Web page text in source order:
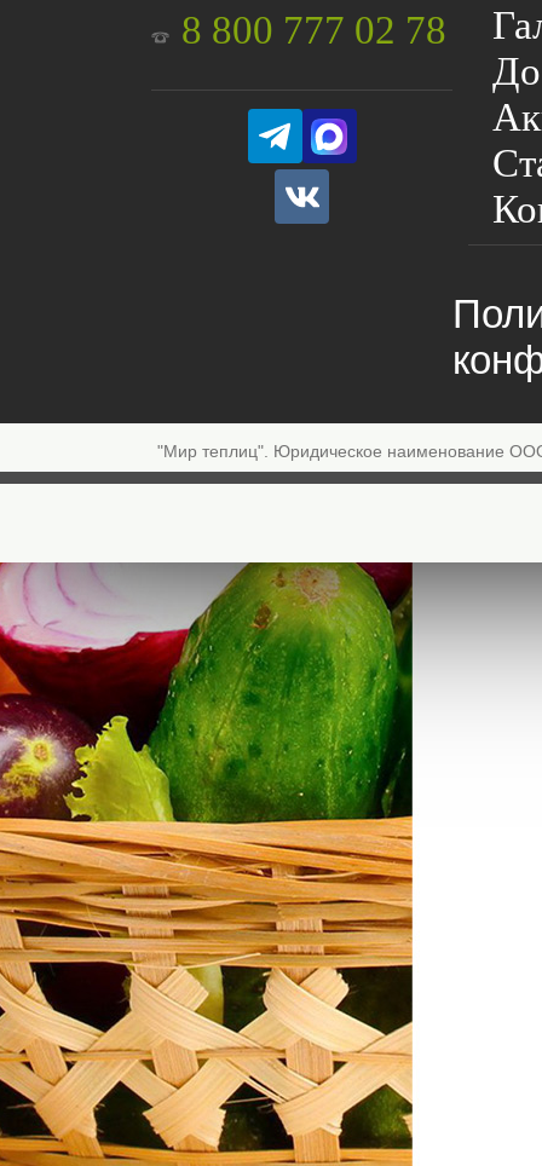
8 800 777 02 78
"Мир теплиц". Юридическое наименование